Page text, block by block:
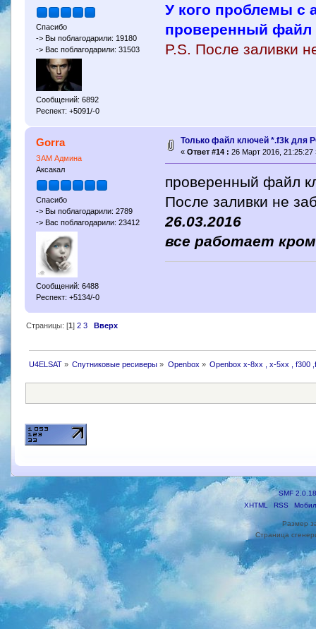
Спасибо
-> Вы поблагодарили: 19180
-> Вас поблагодарили: 31503
Сообщений: 6892
Респект: +5091/-0
У кого проблемы с
проверенный файл
P.S. После заливки
Gorra
ЗАМ Админа
Аксакал
Спасибо
-> Вы поблагодарили: 2789
-> Вас поблагодарили: 23412
Сообщений: 6488
Респект: +5134/-0
Только файл ключей *.f3k для
« Ответ #14 : 26 Март 2016, 21:25:27
проверенный файл
После заливки не
26.03.2016
все работает
Страницы: [1] 2 3 Вверх
U4ELSAT» Cпутниковые ресиверы » Openbox » Openbox х-8хх , х-5хх , f300
SMF 2.0.18
XHTML
RSS
Размер
Страница